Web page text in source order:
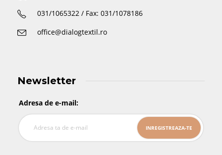
031/1065322 / Fax: 031/1078186
office@dialogtextil.ro
Newsletter
Adresa de e-mail: